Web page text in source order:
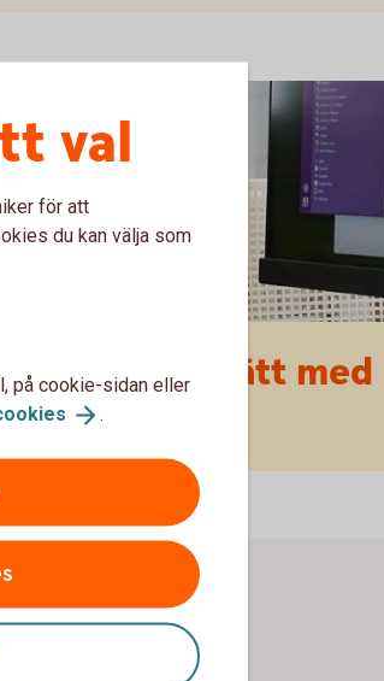
ochsäkert
sätt med
val
för att
du kan välja som
på cookie-sidan eller
.